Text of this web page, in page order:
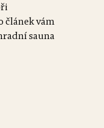
článek vám
sauna